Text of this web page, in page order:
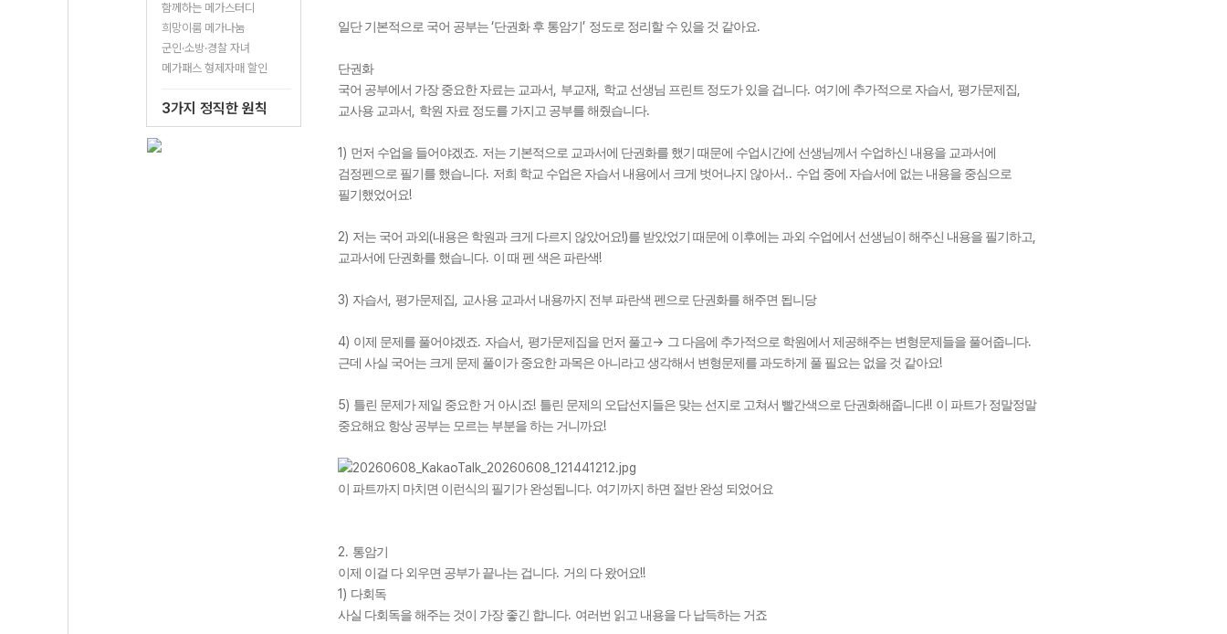
함께하는 메가스터디
희망이룸 메가나눔
군인·소방·경찰 자녀
메가패스 형제자매 할인
3가지 정직한 원칙
일단 기본적으로 국어 공부는 ‘단권화 후 통암기 ’ 정도로 정리할 수 있을 것 같아요.
단권화
국어 공부에서 가장 중요한 자료는 교과서
부교재 학교 선생님 프린트 정도가 있을 겁니다. 여기에 추가적으로 자습서 평가문제집
교사용 교과서 학원 자료 정도를 가지고 공부를 해줬습니다.
1) 먼저 수업을 들어야겠죠. 저는 기본적으로 교과서에 단권화를 했기 때문에 수업시간에 선생님께서 수업하신 내용을 교과서에
검정펜으로 필기를 했습니다. 저희 학교 수업은 자습서 내용에서 크게 벗어나지 않아서 .. 수업 중에 자습서에 없는 내용을 중심으로
필기했었어요!
2) 저는 국어 과외 (내용은 학원과 크게 다르지 않았어요!)를 받았었기 때문에 이후에는 과외 수업에서 선생님이 해주신 내용을 필기하고
교과서에 단권화를 했습니다. 이 때 펜 색은 파란색!
3) 자습서 평가문제집 교사용 교과서 내용까지 전부 파란색 펜으로 단권화를 해주면 됩니당
4) 이제 문제를 풀어야겠죠. 자습서 평가문제집을 먼저 풀고-> 그 다음에 추가적으로 학원에서 제공해주는 변형문제들을 풀어줍니다.
근데 사실 국어는 크게 문제 풀이가 중요한 과목은 아니라고 생각해서 변형문제를 과도하게 풀 필요는 없을 것 같아요!
5) 틀린 문제가 제일 중요한 거 아시죠! 틀린 문제의 오답선지들은 맞는 선지로 고쳐서 빨간색으로 단권화해줍니다!! 이 파트가 정말정말
중요해요 항상 공부는 모르는 부분을 하는 거니까요!
이 파트까지 마치면 이런식의 필기가 완성됩니다. 여기까지 하면 절반 완성 되었어요
2. 통암기
이제 이걸 다 외우면 공부가 끝나는 겁니다. 거의 다 왔어요!!
1) 다회독
사실 다회독을 해주는 것이 가장 좋긴 합니다. 여러번 읽고 내용을 다 납득하는 거죠